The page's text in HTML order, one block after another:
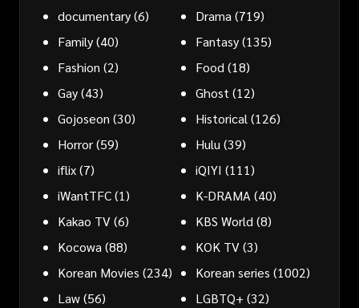
documentary(6) Drama(719)
Family(40) Fantasy(135)
Fashion (2) Food(18)
Gay(43) Ghost(12)
Gojoseon (30) Historical(126)
Horror(59) Hulu(39)
iflix(7) iQIYI (111)
iWantTFC(1) K-DRAMA(40)
Kakao TV(6) KBS World(8)
Kocowa(88) KOK TV(3)
Korean Movies (234) Korean series (1002)
Law(56) LGBTQ+ (32)